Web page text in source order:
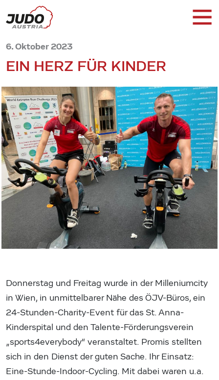
6. Oktober 2023
EIN HERZ FÜR KINDER
Donnerstag und Freitag wurde in der Milleniumcity
in Wien, in unmittelbarer Nähe des ÖJV-Büros, ein
24-Stunden-Charity-Event für das St. Anna-
Kinderspital und den Talente-Förderungsverein
„sports4everybody“ veranstaltet. Promis stellten
sich in den Dienst der guten Sache. Ihr Einsatz:
Eine-Stunde-Indoor-Cycling. Mit dabei waren u.a.